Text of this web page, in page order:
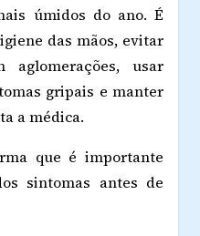
úmidos do ano. É
das mãos, evitar
aglomerações, usar
gripais e manter
a médica.
que é importante
sintomas antes de